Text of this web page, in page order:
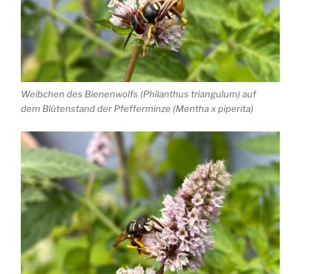
Weibchen des Bienenwolfs (Philanthus triangulum) auf
dem Blütenstand der Pfefferminze (Mentha x piperita)